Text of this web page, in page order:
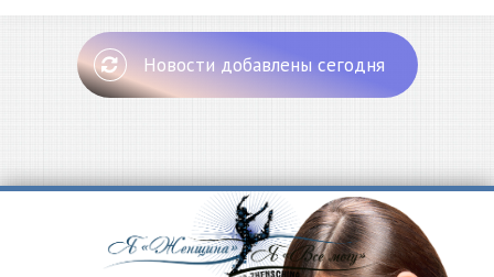
Новости добавлены сегодня